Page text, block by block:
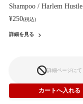
Shampoo / Harlem Hustle
¥250(税込)
詳細を見る
詳細ページにて